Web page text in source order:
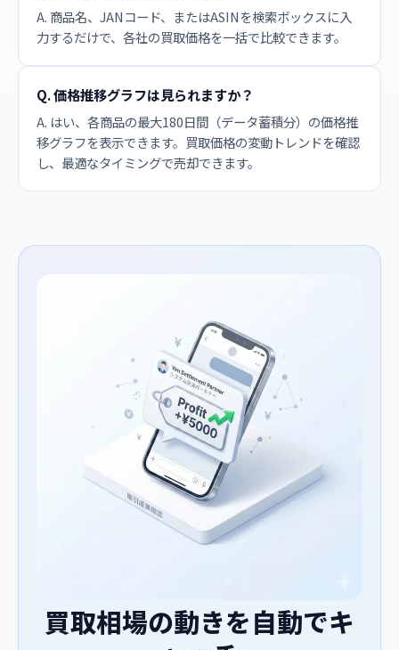
A. 商品名、JANコード、またはASINを検索ボックスに入
力するだけで、各社の買取価格を一括で比較できます。
Q. 価格推移グラフは見られますか？
A. はい、各商品の最大180日間（データ蓄積分）の価格推
移グラフを表示できます。買取価格の変動トレンドを確認
し、最適なタイミングで売却できます。
買取相場の動きを自動でキ